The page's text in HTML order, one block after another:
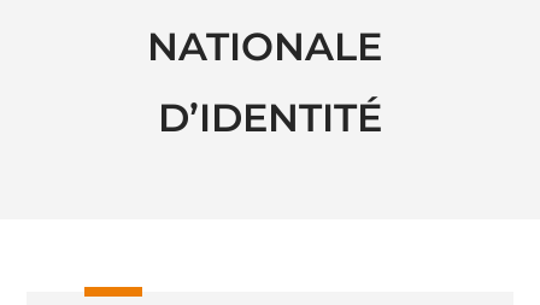
NATIONALE
D’IDENTITÉ